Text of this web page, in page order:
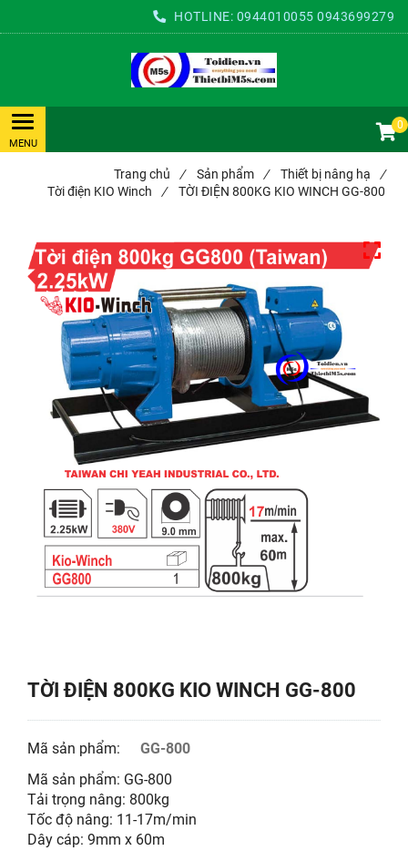
HOTLINE: 0944010055 0943699279
0
Trang chủ / Sản phẩm / Thiết bị nâng hạ
/
Tời điện KIO Winch
/ TỜI ĐIỆN 800KG KIO WINCH GG-800
TỜI ĐIỆN 800KG KIO WINCH GG-800
Mã sản phẩm:
GG-800
Mã sản phẩm: GG-800
Tải trọng nâng: 800kg
Tốc độ nâng: 11-17m/min
Dây cáp: 9mm x 60m